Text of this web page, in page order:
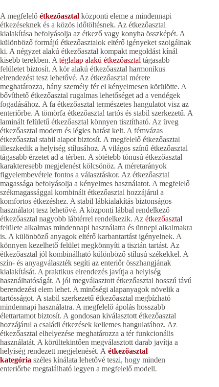
A megfelelő étkezőasztal központi eleme a mindennapi
étkezéseknek és a közös időtöltésnek. Az étkezőasztal
kialakítása befolyásolja az étkező vagy konyha összképét. A
különböző formájú étkezőasztalok eltérő igényeket szolgálnak
ki. A négyzet alakú étkezőasztal kompakt megoldást kínál
kisebb terekben. A téglalap alakú étkezőasztal tágasabb
felületet biztosít. A kör alakú étkezőasztal harmonikus
elrendezést tesz lehetővé. Az étkezőasztal mérete
meghatározza, hány személy fér el kényelmesen körülötte. A
bővíthető étkezőasztal rugalmas lehetőséget ad a vendégek
fogadásához. A fa étkezőasztal természetes hangulatot visz az
enteriőrbe. A tömörfa étkezőasztal tartós és stabil szerkezetű. A
laminált felületű étkezőasztal könnyen tisztítható. Az üveg
étkezőasztal modern és légies hatást kelt. A fémvázas
étkezőasztal stabil alapot biztosít. A megfelelő étkezőasztal
illeszkedik a helyiség stílusához. A világos színű étkezőasztal
tágasabb érzetet ad a térben. A sötétebb tónusú étkezőasztal
karakteresebb megjelenést kölcsönöz. A méretarányok
figyelembevétele fontos a választáskor. Az étkezőasztal
magassága befolyásolja a kényelmes használatot. A megfelelő
székmagassággal kombinált étkezőasztal hozzájárul a
komfortos étkezéshez. A stabil lábkialakítás biztonságos
használatot tesz lehetővé. A központi lábbal rendelkező
étkezőasztal nagyobb lábtérrel rendelkezik. Az étkezőasztal
felülete alkalmas mindennapi használatra és ünnepi alkalmakra
is. A különböző anyagok eltérő karbantartást igényelnek. A
könnyen kezelhető felület megkönnyíti a tisztán tartást. Az
étkezőasztal jól kombinálható különböző stílusú székekkel. A
szín- és anyagválaszték segíti az enteriőr összhangjának
kialakítását. A praktikus elrendezés javítja a helyiség
használhatóságát. A jól megválasztott étkezőasztal hosszú távú
berendezési elem lehet. A minőségi alapanyagok növelik a
tartósságot. A stabil szerkezetű étkezőasztal megbízható
mindennapi használatra. A megfelelő ápolás hosszabb
élettartamot biztosít. A gondosan kiválasztott étkezőasztal
hozzájárul a családi étkezések kellemes hangulatához. Az
étkezőasztal elhelyezése meghatározza a tér funkcionális
használatát. A körültekintően megválasztott darab javítja a
helyiség rendezett megjelenését. A étkezőasztal
kategória széles kínálata lehetővé teszi, hogy minden
enteriőrbe megtalálható legyen a megfelelő modell.